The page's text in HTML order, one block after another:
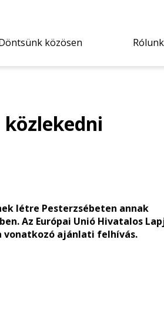
közösen Rólunk
létre Pesterzsébeten annak
Az Európai Unió Hivatalos
vonatkozó ajánlati felhívás.